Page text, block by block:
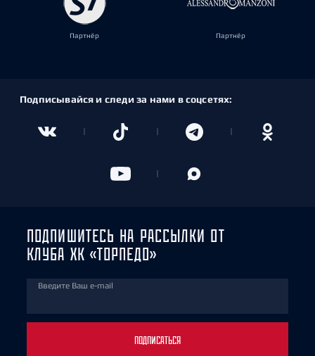
Партнёр Партнёр
Подписывайся и следи за нами в соцсетях:
ПОДПИШИТЕСЬ НА РАССЫЛКИ ОТ
КЛУБА ХК «ТОРПЕДО»
Введите Ваш e-mail
ПОДПИСАТЬСЯ